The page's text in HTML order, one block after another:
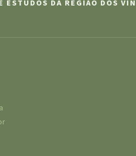
ESTUDOS DA REGIÃO DOS